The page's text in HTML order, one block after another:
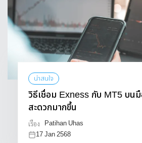
น่าสนใจ
วิธีเชื่อม Exness กับ MT5 บนมื
สะดวกมากขึ้น
เรื่อง
Patihan Uhas
17 Jan 2568